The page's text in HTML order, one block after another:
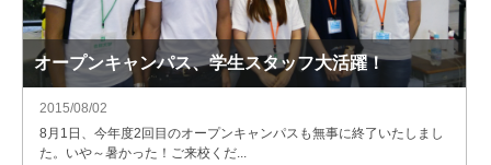
オープンキャンパス、学生スタッフ大活躍！
2015/08/02
8月1日、今年度2回目のオープンキャンパスも無事に終了いたしまし
た。いや～暑かった！ご来校くだ...